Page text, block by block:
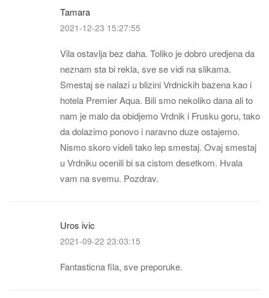
Tamara
2021-12-23 15:27:55
Vila ostavlja bez daha. Toliko je dobro uredjena da
neznam sta bi rekla, sve se vidi na slikama.
Smestaj se nalazi u blizini Vrdnickih bazena kao i
hotela Premier Aqua. Bili smo nekoliko dana ali to
nam je malo da obidjemo Vrdnik i Frusku goru, tako
da dolazimo ponovo i naravno duze ostajemo.
Nismo skoro videli tako lep smestaj. Ovaj smestaj
u Vrdniku ocenili bi sa cistom desetkom. Hvala
vam na svemu. Pozdrav.
Uros ivic
2021-09-22 23:03:15
Fantasticna fila, sve preporuke.